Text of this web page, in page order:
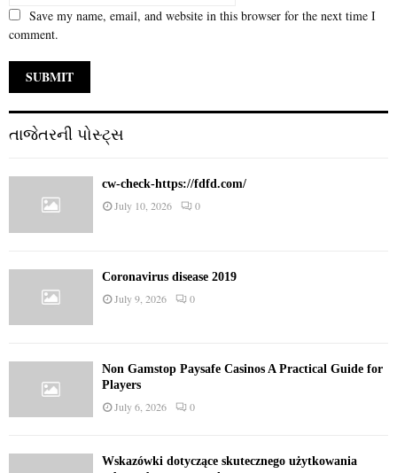
Save my name, email, and website in this browser for the next time I
comment.
તાજેતરની પોસ્ટ્સ
cw-check-https://fdfd.com/
July 10, 2026 0
Coronavirus disease 2019
July 9, 2026 0
Non Gamstop Paysafe Casinos A Practical Guide for
Players
July 6, 2026 0
Wskazówki dotyczące skutecznego użytkowania